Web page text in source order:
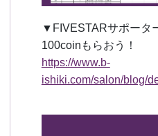
▼FIVESTARサポータ
100coinもらおう！
https://www.b-
ishiki.com/salon/blog/